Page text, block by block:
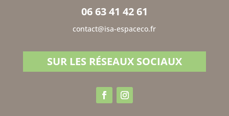
06 63 41 42 61
contact@isa-espaceco.fr
SUR LES RÉSEAUX SOCIAUX